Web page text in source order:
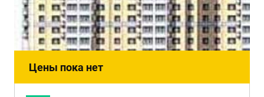
Цены пока нет